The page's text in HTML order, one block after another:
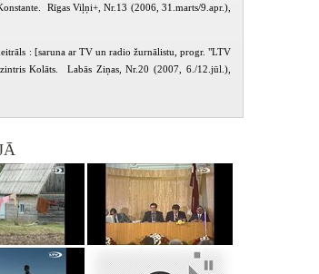
Rīgas Viļņi+, Nr.13 (2006, 31.marts/9.apr.),
: [saruna ar TV un radio žurnālistu, progr. "LTV
Kolāts. Labās Ziņas, Nr.20 (2007, 6./12.jūl.),